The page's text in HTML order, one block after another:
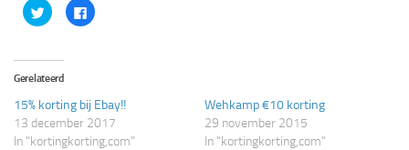
Klik
om
Twitter
(Wordt
in
nieuw
venster
geopend)
Klik
om
nieuw
venster
geopend)
Gerelateerd
15% korting bij Ebay!!
13 december 2017
In "kortingkorting,com"
Wehkamp €10 korting
29 november 2015
In "kortingkorting,com"